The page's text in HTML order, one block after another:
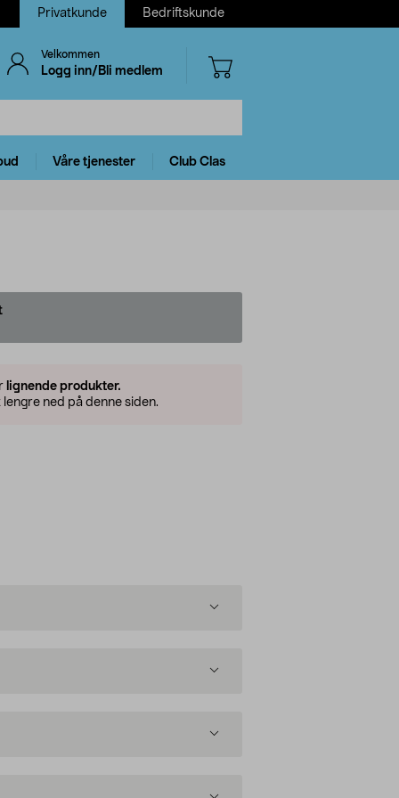
Privatkunde Bedriftskunde
Velkommen
Logg inn/Bli medlem
Våre tjenester Club Clas
lignende produkter.
ned på denne siden.